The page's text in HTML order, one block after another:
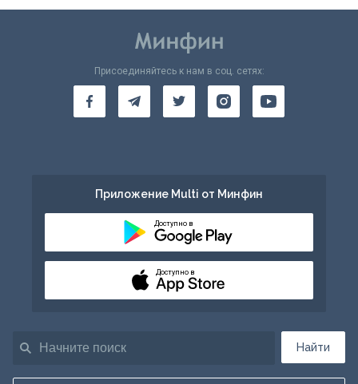
Найти
Присоединяйтесь к нам в соц. сетях:
Приложение Multi от Минфин
Доступно в
Доступно в